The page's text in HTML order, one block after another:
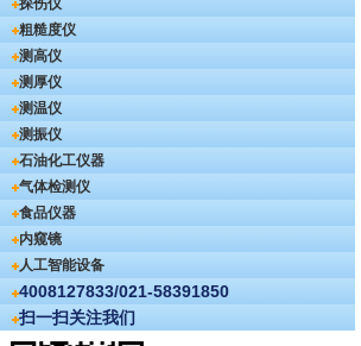
探伤仪
粗糙度仪
测高仪
测厚仪
测温仪
测振仪
石油化工仪器
气体检测仪
食品仪器
内窥镜
人工智能设备
4008127833/021-58391850
扫一扫关注我们